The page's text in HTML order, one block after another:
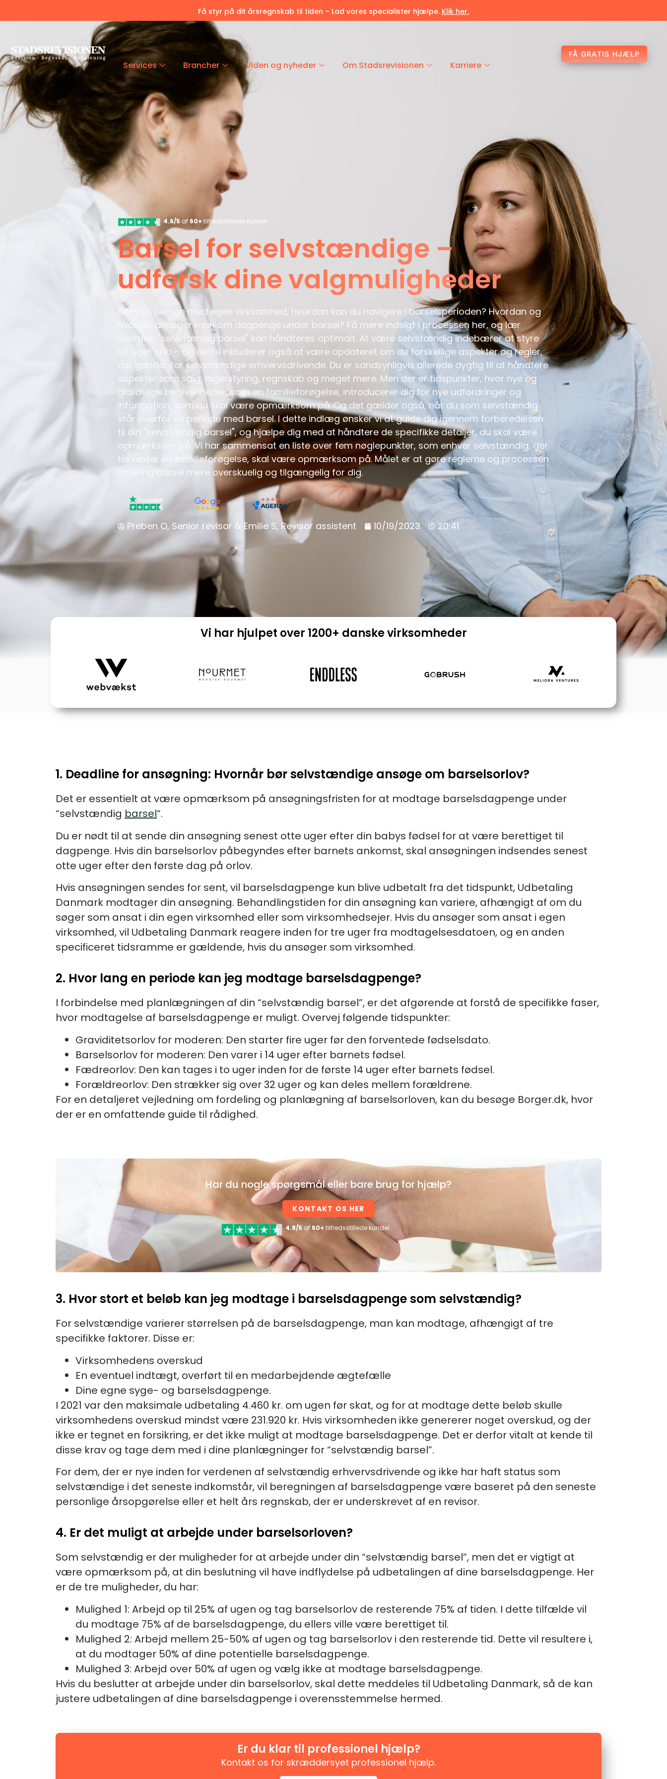
Få styr på dit årsregnskab til tiden – Lad vores specialister hjælpe. Klik her.
Services Brancher Viden og nyheder Om Stadsrevisionen Karriere
FÅ GRATIS HJÆLP
4.6/5 af 60+ tilfredsstillede kunder
Barsel for selvstændige –
udforsk dine valgmuligheder
Som en person med egen virksomhed, hvordan kan du navigere i barselsperioden? Hvordan og
hvornår ansøger man om dagpenge under barsel? Få mere indsigt i processen her, og lær
hvordan "selvstændig barsel" kan håndteres optimalt. At være selvstændig indebærer at styre
dit eget skib – og dette inkluderer også at være opdateret om de forskellige aspekter og regler,
der gælder for selvstændige erhvervsdrivende. Du er sandsynligvis allerede dygtig til at håndtere
aspekter som salg, lagerstyring, regnskab og meget mere. Men der er tidspunkter, hvor nye og
glædelige begivenheder, som en familieforøgelse, introducerer dig for nye udfordringer og
information, som du skal være opmærksom på. Og det gælder også, når du som selvstændig
står overfor en periode med barsel. I dette indlæg ønsker vi at guide dig igennem forberedelsen
til din "selvstændig barsel", og hjælpe dig med at håndtere de specifikke detaljer, du skal være
opmærksom på. Vi har sammensat en liste over fem nøglepunkter, som enhver selvstændig, der
forventer en familieforøgelse, skal være opmærksom på. Målet er at gøre reglerne og processen
omkring barsel mere overskuelig og tilgængelig for dig.
Preben O, Senior revisor & Emilie S, Revisor assistent 10/19/2023 20:41
Vi har hjulpet over 1200+ danske virksomheder
1. Deadline for ansøgning: Hvornår bør selvstændige ansøge om barselsorlov?
Det er essentielt at være opmærksom på ansøgningsfristen for at modtage barselsdagpenge under
“selvstændig barsel“.
Du er nødt til at sende din ansøgning senest otte uger efter din babys fødsel for at være berettiget til
dagpenge. Hvis din barselsorlov påbegyndes efter barnets ankomst, skal ansøgningen indsendes senest
otte uger efter den første dag på orlov.
Hvis ansøgningen sendes for sent, vil barselsdagpenge kun blive udbetalt fra det tidspunkt, Udbetaling
Danmark modtager din ansøgning. Behandlingstiden for din ansøgning kan variere, afhængigt af om du
søger som ansat i din egen virksomhed eller som virksomhedsejer. Hvis du ansøger som ansat i egen
virksomhed, vil Udbetaling Danmark reagere inden for tre uger fra modtagelsesdatoen, og en anden
specificeret tidsramme er gældende, hvis du ansøger som virksomhed.
2. Hvor lang en periode kan jeg modtage barselsdagpenge?
I forbindelse med planlægningen af din “selvstændig barsel”, er det afgørende at forstå de specifikke faser,
hvor modtagelse af barselsdagpenge er muligt. Overvej følgende tidspunkter:
Graviditetsorlov for moderen: Den starter fire uger før den forventede fødselsdato.
Barselsorlov for moderen: Den varer i 14 uger efter barnets fødsel.
Fædreorlov: Den kan tages i to uger inden for de første 14 uger efter barnets fødsel.
Forældreorlov: Den strækker sig over 32 uger og kan deles mellem forældrene.
For en detaljeret vejledning om fordeling og planlægning af barselsorloven, kan du besøge Borger.dk, hvor
der er en omfattende guide til rådighed.
Har du nogle spørgsmål eller bare brug for hjælp?
KONTAKT OS HER
4.8/5 af 60+ tilfredsstillede kunder
3. Hvor stort et beløb kan jeg modtage i barselsdagpenge som selvstændig?
For selvstændige varierer størrelsen på de barselsdagpenge, man kan modtage, afhængigt af tre
specifikke faktorer. Disse er:
Virksomhedens overskud
En eventuel indtægt, overført til en medarbejdende ægtefælle
Dine egne syge- og barselsdagpenge.
I 2021 var den maksimale udbetaling 4.460 kr. om ugen før skat, og for at modtage dette beløb skulle
virksomhedens overskud mindst være 231.920 kr. Hvis virksomheden ikke genererer noget overskud, og der
ikke er tegnet en forsikring, er det ikke muligt at modtage barselsdagpenge. Det er derfor vitalt at kende til
disse krav og tage dem med i dine planlægninger for “selvstændig barsel”.
For dem, der er nye inden for verdenen af selvstændig erhvervsdrivende og ikke har haft status som
selvstændige i det seneste indkomstår, vil beregningen af barselsdagpenge være baseret på den seneste
personlige årsopgørelse eller et helt års regnskab, der er underskrevet af en revisor.
4. Er det muligt at arbejde under barselsorloven?
Som selvstændig er der muligheder for at arbejde under din “selvstændig barsel”, men det er vigtigt at
være opmærksom på, at din beslutning vil have indflydelse på udbetalingen af dine barselsdagpenge. Her
er de tre muligheder, du har:
Mulighed 1: Arbejd op til 25% af ugen og tag barselsorlov de resterende 75% af tiden. I dette tilfælde vil
du modtage 75% af de barselsdagpenge, du ellers ville være berettiget til.
Mulighed 2: Arbejd mellem 25-50% af ugen og tag barselsorlov i den resterende tid. Dette vil resultere i,
at du modtager 50% af dine potentielle barselsdagpenge.
Mulighed 3: Arbejd over 50% af ugen og vælg ikke at modtage barselsdagpenge.
Hvis du beslutter at arbejde under din barselsorlov, skal dette meddeles til Udbetaling Danmark, så de kan
justere udbetalingen af dine barselsdagpenge i overensstemmelse hermed.
Er du klar til professionel hjælp?
Kontakt os for skræddersyet professionel hjælp.